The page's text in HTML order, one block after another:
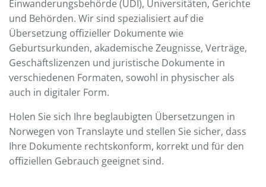
Einwanderungsbehörde (UDI), Universitäten, Gerichte
und Behörden. Wir sind spezialisiert auf die
Übersetzung offizieller Dokumente wie
Geburtsurkunden, akademische Zeugnisse, Verträge,
Geschäftslizenzen und juristische Dokumente in
verschiedenen Formaten, sowohl in physischer als
auch in digitaler Form.
Holen Sie sich Ihre beglaubigten Übersetzungen in
Norwegen von Translayte und stellen Sie sicher, dass
Ihre Dokumente rechtskonform, korrekt und für den
offiziellen Gebrauch geeignet sind.